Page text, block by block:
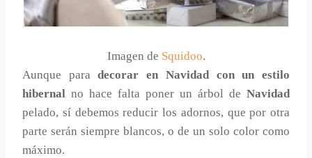
Imagen de Squidoo.
Aunque paradecorar en Navidad con un estilo
hibernal no hace falta poner un árbol de Navidad
pelado, sí debemos reducir los adornos, que por otra
parte serán siempre blancos, o de un solo color como
máximo.